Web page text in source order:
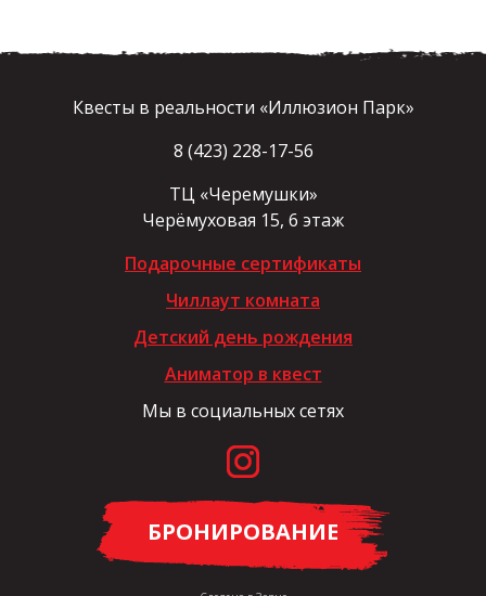
Квесты в реальности «Иллюзион Парк»
8 (423) 228-17-56
ТЦ «Черемушки»
Черёмуховая 15, 6 этаж
Подарочные сертификаты
Чиллаут комната
Детский день рождения
Аниматор в квест
Мы в социальных сетях
БРОНИРОВАНИЕ